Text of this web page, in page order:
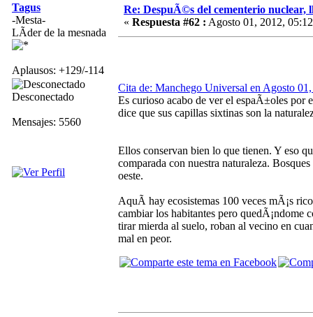
Tagus
-Mesta-
LÃ­der de la mesnada
Aplausos: +129/-114
Desconectado
Mensajes: 5560
Re: DespuÃ©s del cementerio nuclear,
« Respuesta #62 : Agosto 01, 2012,
Cita de: Manchego Universal en Agosto
Es curioso acabo de ver el espaÃ±oles por
dice que sus capillas sixtinas son la
Ellos conservan bien lo que tienen. Y eso
comparada con nuestra naturaleza.
oeste.
AquÃ­ hay ecosistemas 100 veces mÃ¡s
cambiar los habitantes pero quedÃ¡ndome
tirar mierda al suelo, roban al vecino en
mal en peor.